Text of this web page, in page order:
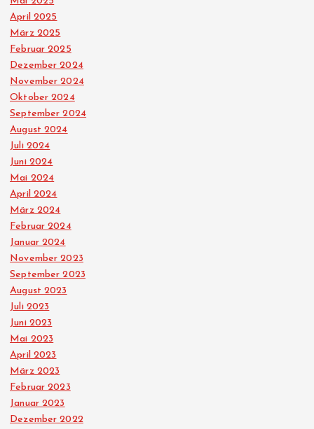
April 2025
März 2025
Februar 2025
Dezember 2024
November 2024
Oktober 2024
September 2024
August 2024
Juli 2024
Juni 2024
Mai 2024
April 2024
März 2024
Februar 2024
Januar 2024
November 2023
September 2023
August 2023
Juli 2023
Juni 2023
Mai 2023
April 2023
März 2023
Februar 2023
Januar 2023
Dezember 2022